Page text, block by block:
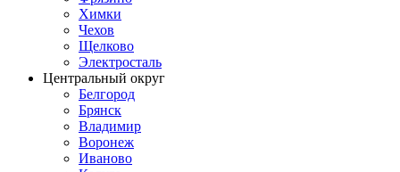
Химки
Чехов
Щелково
Электросталь
Центральный округ
Белгород
Брянск
Владимир
Воронеж
Иваново